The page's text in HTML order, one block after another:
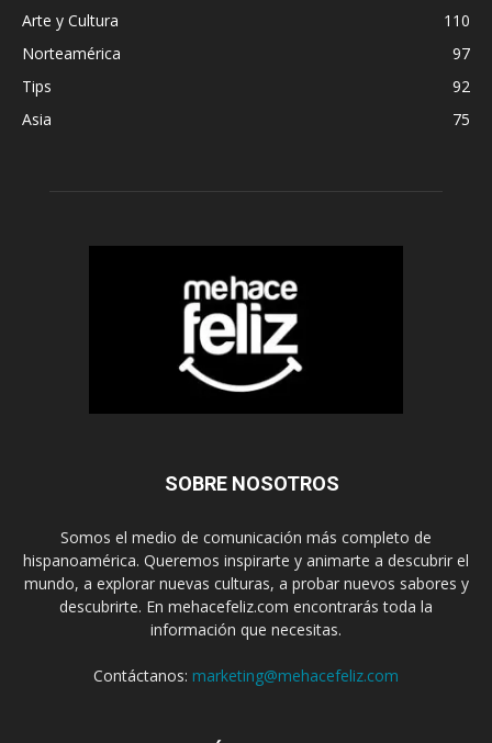
Arte y Cultura
110
Norteamérica
97
Tips
92
Asia
75
SOBRE NOSOTROS
Somos el medio de comunicación más completo de
hispanoamérica. Queremos inspirarte y animarte a descubrir el
mundo, a explorar nuevas culturas, a probar nuevos sabores y
descubrirte. En mehacefeliz.com encontrarás toda la
información que necesitas.
Contáctanos: marketing@mehacefeliz.com